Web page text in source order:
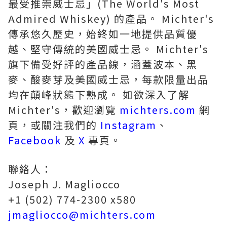
最受推崇威士忌」(The World's Most
Admired Whiskey) 的產品。 Michter's
傳承悠久歷史，始終如一地提供品質優
越、堅守傳統的美國威士忌。 Michter's
旗下備受好評的產品線，涵蓋波本、黑
麥、酸麥芽及美國威士忌，每款限量出品
均在顛峰狀態下熟成。 如欲深入了解
Michter's，歡迎瀏覽 michters.com 網
頁，或關注我們的 Instagram 、
Facebook 及 X 專頁。
聯絡人：
Joseph J. Magliocco
+1 (502) 774-2300 x580
jmagliocco@michters.com